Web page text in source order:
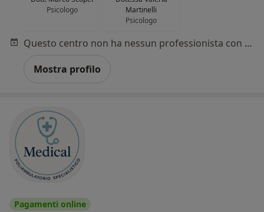
Psicologo
Martinelli
Psicologo
Questo centro non ha nessun professionista con date disponibili
Mostra profilo
Pagamenti online